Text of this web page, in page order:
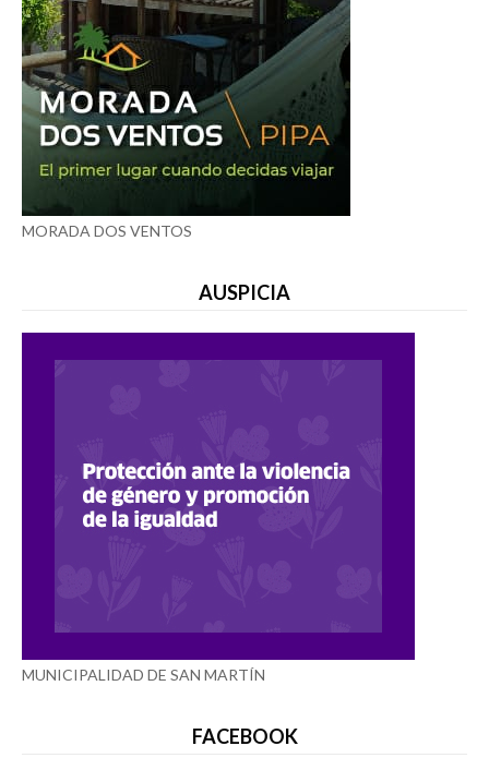
MORADA DOS VENTOS
AUSPICIA
MUNICIPALIDAD DE SAN MARTÍN
FACEBOOK